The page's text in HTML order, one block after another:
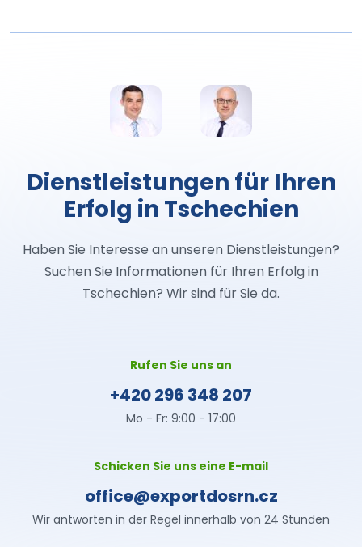
Dienstleistungen für Ihren
Erfolg in Tschechien
Haben Sie Interesse an unseren Dienstleistungen?
Suchen Sie Informationen für Ihren Erfolg in
Tschechien? Wir sind für Sie da.
Rufen Sie uns an
+420 296 348 207
Mo - Fr: 9:00 - 17:00
Schicken Sie uns eine E-mail
office@exportdosrn.cz
Wir antworten in der Regel innerhalb von 24 Stunden